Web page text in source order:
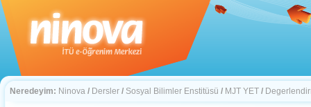
Neredeyim: Ninova / Dersler / Sosyal Bilimler Enstitüsü / MJT YET /